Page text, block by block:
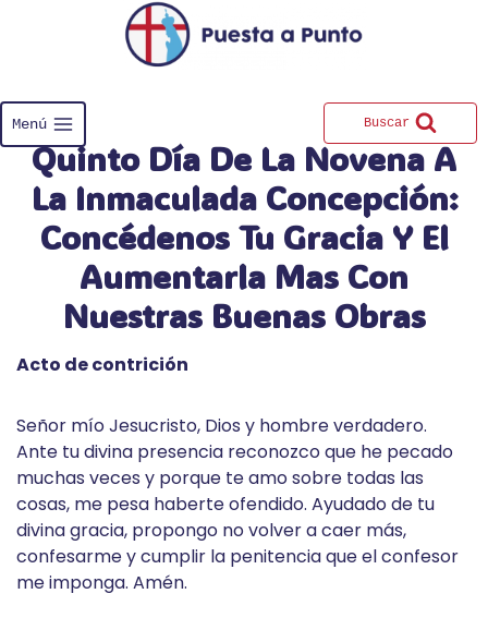
Menú Buscar
Quinto Día De La Novena A
La Inmaculada Concepción:
Concédenos Tu Gracia Y El
Aumentarla Mas Con
Nuestras Buenas Obras
Acto de contrición
Señor mío Jesucristo, Dios y hombre verdadero.
Ante tu divina presencia reconozco que he pecado
muchas veces y porque te amo sobre todas las
cosas, me pesa haberte ofendido. Ayudado de tu
divina gracia, propongo no volver a caer más,
confesarme y cumplir la penitencia que el confesor
me imponga. Amén.